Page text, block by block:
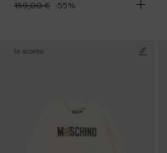
159,00 € -55%
In sconto